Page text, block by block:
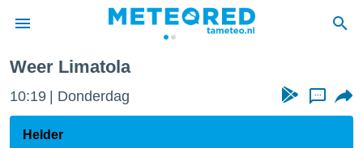
door
Weer Limatola
10:19 Donderdag ...
Helder